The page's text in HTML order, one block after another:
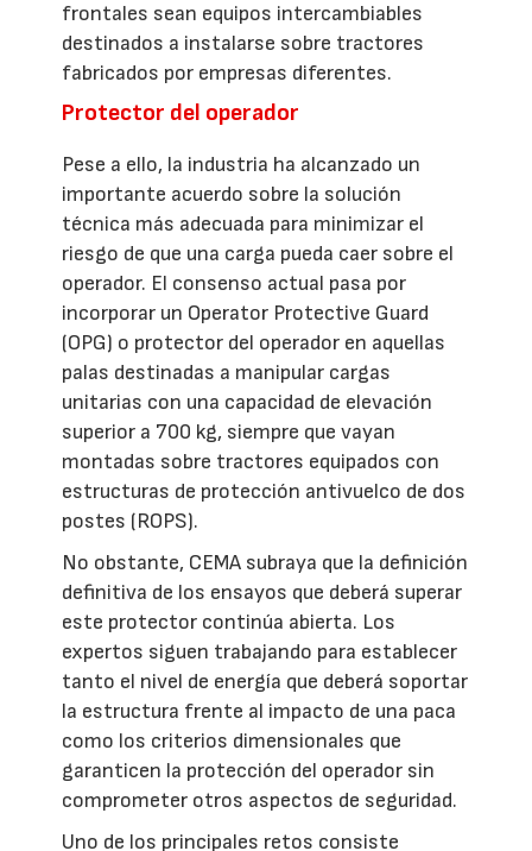
frontales sean equipos intercambiables
destinados a instalarse sobre tractores
fabricados por empresas diferentes.
Protector del operador
Pese a ello, la industria ha alcanzado un
importante acuerdo sobre la solución
técnica más adecuada para minimizar el
riesgo de que una carga pueda caer sobre el
operador. El consenso actual pasa por
incorporar un Operator Protective Guard
(OPG) o protector del operador en aquellas
palas destinadas a manipular cargas
unitarias con una capacidad de elevación
superior a 700 kg, siempre que vayan
montadas sobre tractores equipados con
estructuras de protección antivuelco de dos
postes (ROPS).
No obstante, CEMA subraya que la definición
definitiva de los ensayos que deberá superar
este protector continúa abierta. Los
expertos siguen trabajando para establecer
tanto el nivel de energía que deberá soportar
la estructura frente al impacto de una paca
como los criterios dimensionales que
garanticen la protección del operador sin
comprometer otros aspectos de seguridad.
Uno de los principales retos consiste